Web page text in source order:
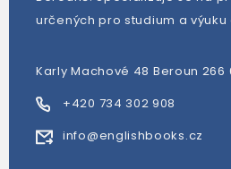
určených pro studium a
Karly Machové 48 Beroun 266
+420 734 302 908
info@englishbooks.cz